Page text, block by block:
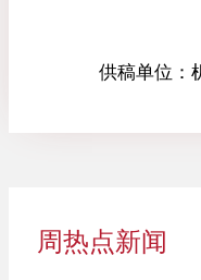
供稿单位：
周热点新闻